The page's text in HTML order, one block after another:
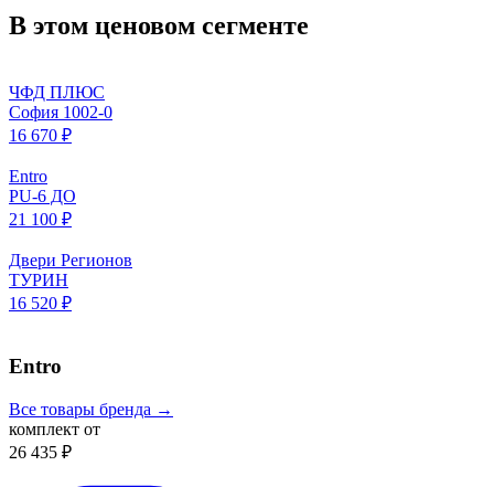
В этом ценовом сегменте
ЧФД ПЛЮС
София 1002-0
16 670 ₽
Entro
PU-6 ДО
21 100 ₽
Двери Регионов
ТУРИН
16 520 ₽
Entro
Все товары бренда →
комплект от
26 435 ₽